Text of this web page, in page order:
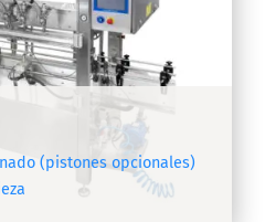
(pistones opcionales)